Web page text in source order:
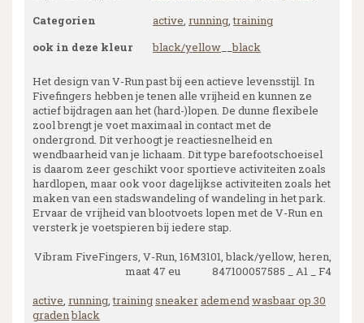
Categorien
active, running,training
ook in deze kleur
black/yellow __black
Het design van V-Run past bij een actieve levensstijl. In
Fivefingers hebben je tenen alle vrijheid en kunnen ze
actief bijdragen aan het (hard-)lopen. De dunne flexibele
zool brengt je voet maximaal in contact met de
ondergrond. Dit verhoogt je reactiesnelheid en
wendbaarheid van je lichaam. Dit type barefootschoeisel
is daarom zeer geschikt voor sportieve activiteiten zoals
hardlopen, maar ook voor dagelijkse activiteiten zoals het
maken van een stadswandeling of wandeling in het park.
Ervaar de vrijheid van blootvoets lopen met de V-Run en
versterk je voetspieren bij iedere stap.
Vibram FiveFingers, V-Run, 16M3101, black/yellow, heren,
maat 47 eu 847100057585 _ A1 _ F4
active, running,trainingsneakerademendwasbaar op 30
gradenblack